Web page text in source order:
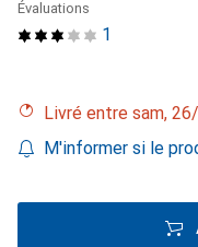
1
Évaluations
Livré entre sam,
M'informer si le